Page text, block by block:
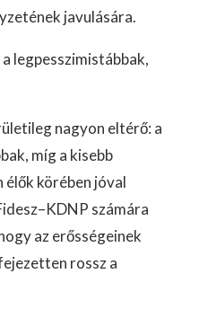
javulására.
legpesszimistábbak,
nagyon eltérő: a
míg a kisebb
élők körében jóval
számára
az erősségeinek
rossz a